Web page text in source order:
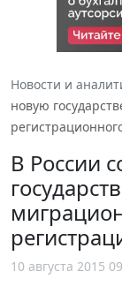
Новости и
новую
В России
10 августа 2015